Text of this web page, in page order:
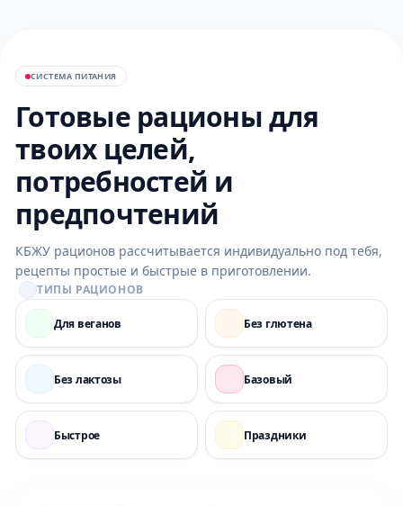
СИСТЕМА ПИТАНИЯ
Готовые рационы для
твоих целей,
потребностей и
предпочтений
КБЖУ рационов рассчитывается индивидуально под тебя,
рецепты простые и быстрые в приготовлении.
ТИПЫ РАЦИОНОВ
Для веганов Без глютена
Без лактозы Базовый
Быстрое Праздники